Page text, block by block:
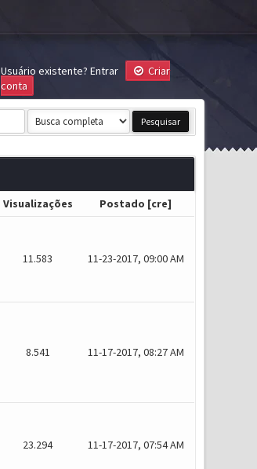
Usuário existente? Entrar
Criar
conta
Visualizações Postado [cre]
11.583 11-23-2017, 09:00 AM
8.541 11-17-2017, 08:27 AM
23.294 11-17-2017, 07:54 AM